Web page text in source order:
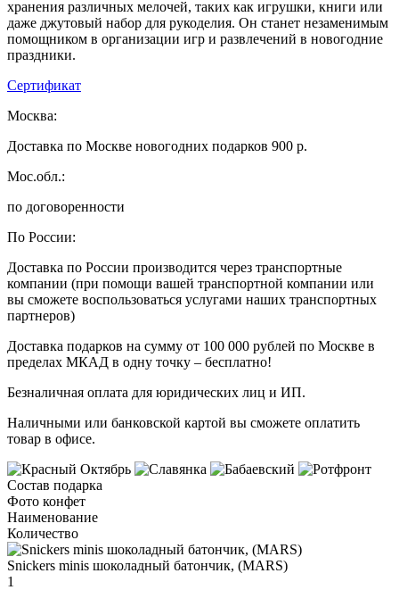
хранения различных мелочей, таких как игрушки, книги или
даже джутовый набор для рукоделия. Он станет незаменимым
помощником в организации игр и развлечений в новогодние
праздники.
Сертификат
Москва:
Доставка по Москве новогодних подарков 900 р.
Мос.обл.:
по договоренности
По России:
Доставка по России производится через транспортные
компании (при помощи вашей транспортной компании или
вы сможете воспользоваться услугами наших транспортных
партнеров)
Доставка подарков на сумму от 100 000 рублей по Москве в
пределах МКАД в одну точку – бесплатно!
Безналичная оплата для юридических лиц и ИП.
Наличными или банковской картой вы сможете оплатить
товар в офисе.
Состав подарка
Фото конфет
Наименование
Количество
Snickers minis шоколадный батончик, (MARS)
1